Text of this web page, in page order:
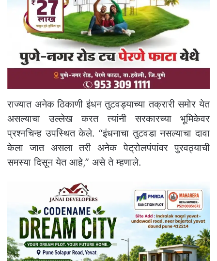
राज्यात अनेक ठिकाणी इंधन तुटवड्याच्या तक्रारी समोर येत
असल्याचा उल्लेख करत त्यांनी सरकारच्या भूमिकेवर
प्रश्नचिन्ह उपस्थित केले. “इंधनाचा तुटवडा नसल्याचा दावा
केला जात असला तरी अनेक पेट्रोलपंपांवर पुरवठ्याची
समस्या दिसून येत आहे,” असे ते म्हणाले.